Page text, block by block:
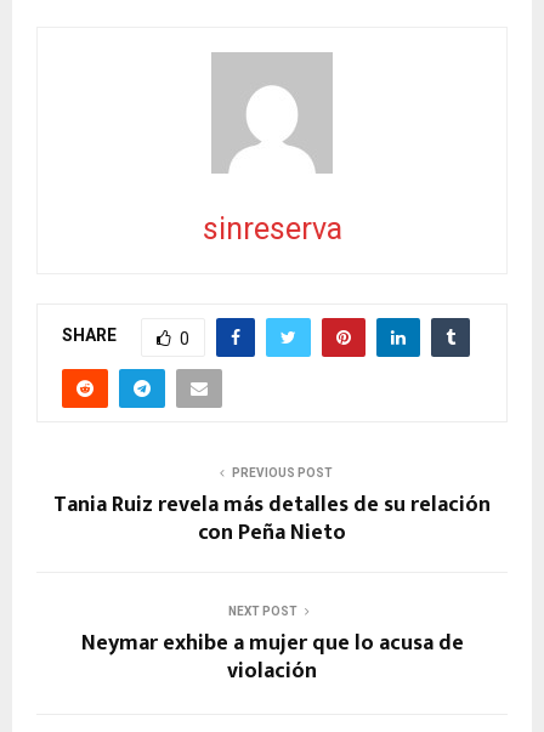
sinreserva
SHARE 0
PREVIOUS POST
Tania Ruiz revela más detalles de su relación
con Peña Nieto
NEXT POST
Neymar exhibe a mujer que lo acusa de
violación